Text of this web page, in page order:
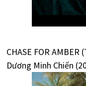
CHASE FOR
Dương Minh Chiến